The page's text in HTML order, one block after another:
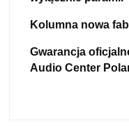
Kolumna nowa
Gwarancja
Audio Center